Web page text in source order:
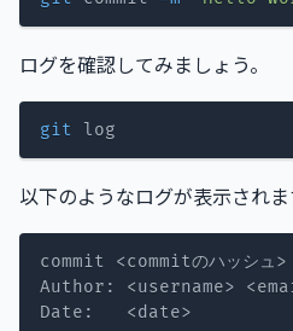
ログを確認してみましょう。
git
以下のようなログが表示されま